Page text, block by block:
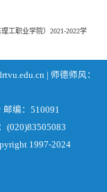
工职业学院）2021-2022学
| 师德师风：
编：510091
(020)83505083
1997-2024